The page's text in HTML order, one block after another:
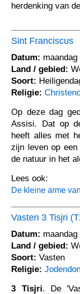
herdenking van
Sint Franciscus
Datum:
Land / gebied:
Soort:
Religie:
Op deze dag
Assisi. Dat op
heeft alles met
zijn leven op
de natuur in het
Lees ook:
De kleine arme
Vasten 3 Tisjri
Datum:
Land / gebied:
Soort: Vasten
Religie:
3 Tisjri. De